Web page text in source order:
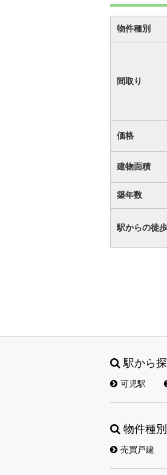
物件種別
間取り
価格
建物面積
築年数
駅からの徒歩
駅から
可児駅
物件種
売買戸建